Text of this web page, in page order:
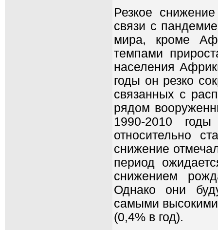
Резкое
связи с
мира, кроме
темпами
населения
годы он резко
связанных с
рядом
1990-2010
относительно
снижение
период
снижением
Однако они
самыми
(0,4% в год).